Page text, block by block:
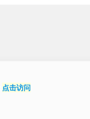
点击访问